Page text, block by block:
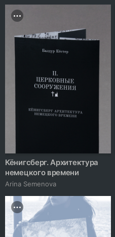
Кёнигсберг. Архитектура
немецкого времени
Arina Semenova